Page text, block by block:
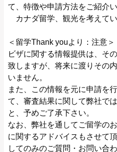
て、特徴や申請方法をご紹介い
カナダ留学、観光を考えてい
＜留学Thank youより：注意＞
ビザに関する情報提供は、そ
致しますが、将来に渡りその
いません。
また、この情報を元に申請を
て、審査結果に関して弊社で
と、予めご了承下さい。
なお、弊社を通してご留学の
に関するアドバイスもさせて
してのみのご質問・お問い合